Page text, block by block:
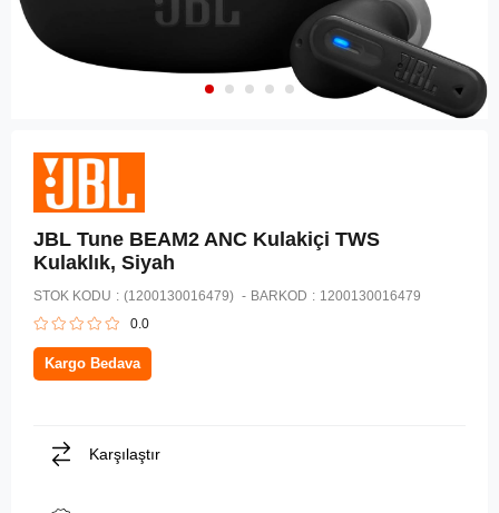
JBL Tune BEAM2 ANC Kulakiçi TWS
Kulaklık, Siyah
STOK KODU (1200130016479) BARKOD : 1200130016479
0.0
Kargo Bedava
Karşılaştır